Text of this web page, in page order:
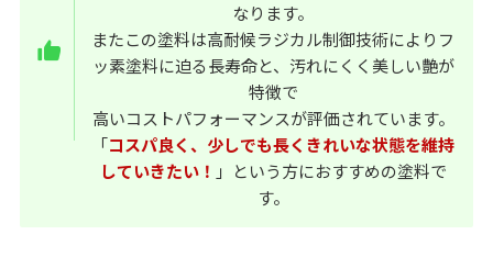
なります。
またこの塗料は高耐候ラジカル制御技術によりフ
ッ素塗料に迫る長寿命と、汚れにくく美しい艶が
特徴で
高いコストパフォーマンスが評価されています。
「コスパ良く、少しでも長くきれいな状態を維持
していきたい！ 」という方におすすめの塗料で
す。